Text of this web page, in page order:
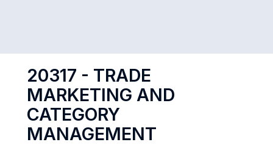
20317 - TRADE
MARKETING AND
CATEGORY
MANAGEMENT